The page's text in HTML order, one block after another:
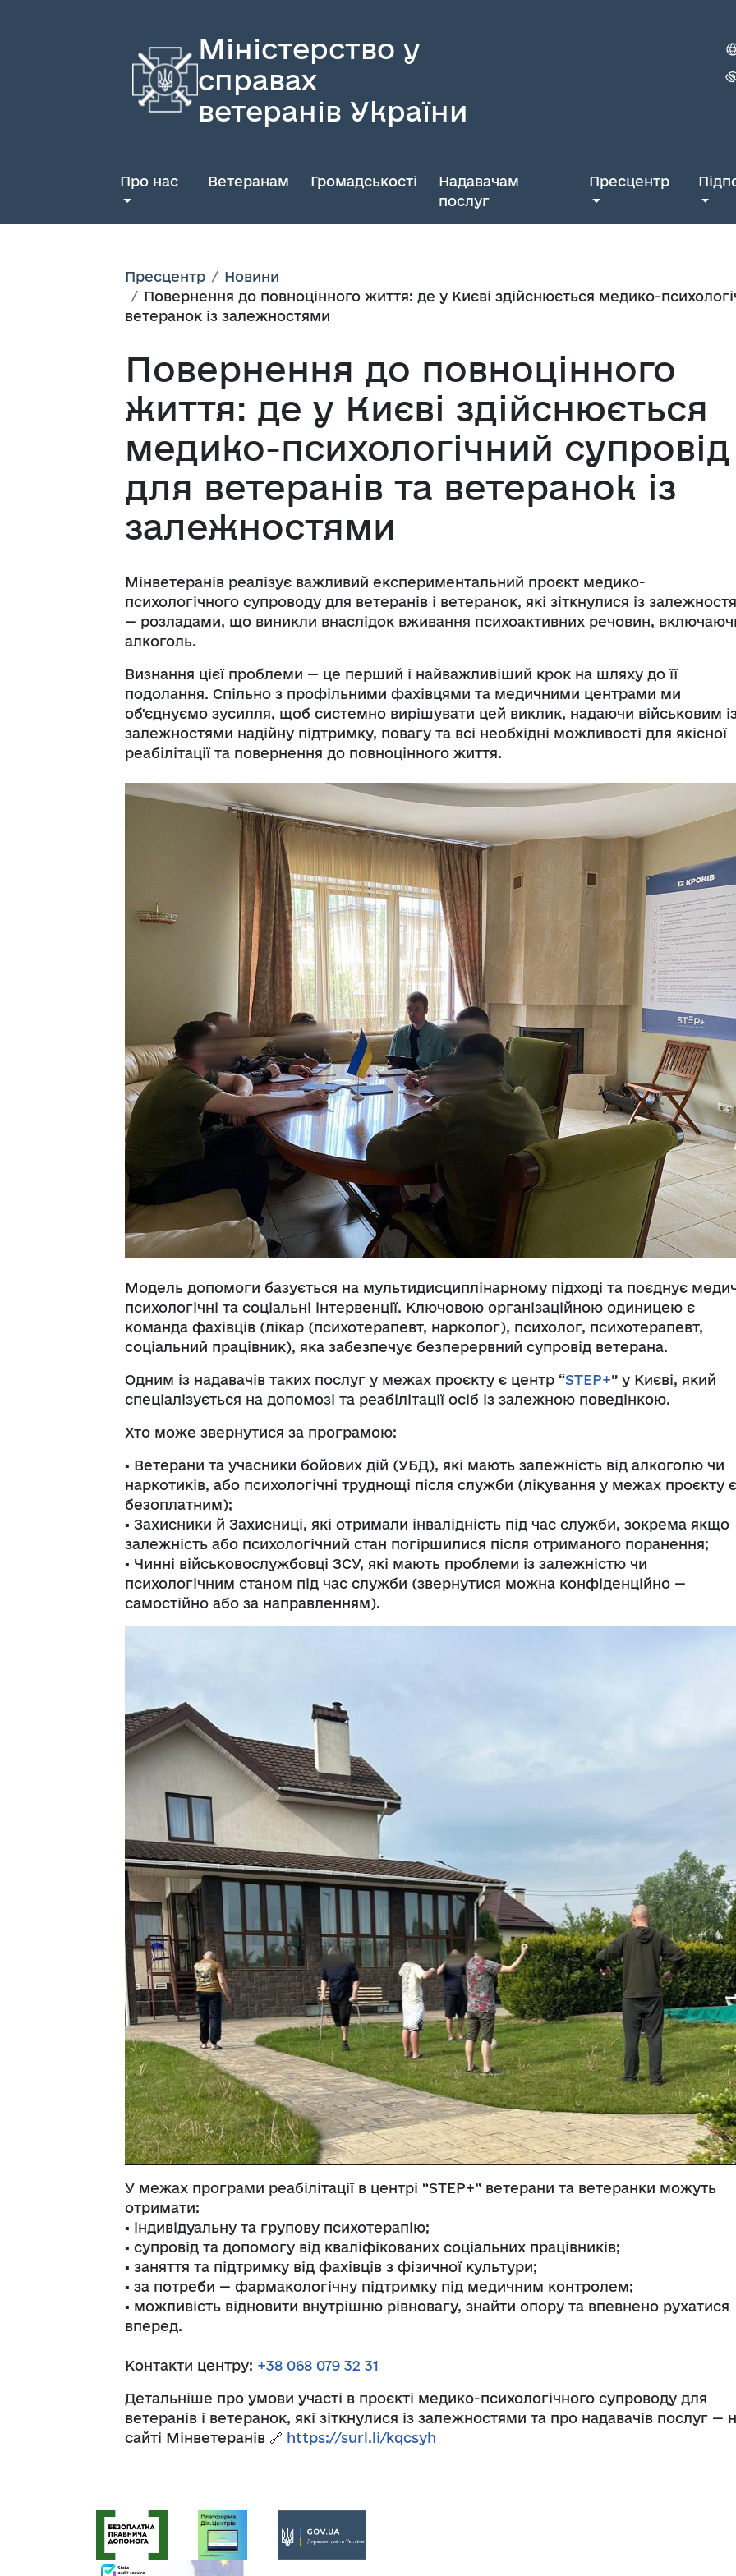
Міністерство у
справах
ветеранів України
Про нас Ветеранам Громадськості
Надавачам
послуг
Пресцентр
Пресцентр
Новини
Повернення до повноцінного життя: де у Києві здійснюється медико-
ветеранок із залежностями
Повернення до повноцінного
життя: де у Києві здійснюється
медико-психологічний супровід
для ветеранів та ветеранок із
залежностями
Мінветеранів реалізує важливий експериментальний проєкт медико-
психологічного супроводу для ветеранів і ветеранок, які зіткнулися із
— розладами, що виникли внаслідок вживання психоактивних речовин,
алкоголь.
Визнання цієї проблеми — це перший і найважливіший крок на шляху до її
подолання. Спільно з профільними фахівцями та медичними центрами ми
об'єднуємо зусилля, щоб системно вирішувати цей виклик, надаючи військовим
залежностями надійну підтримку, повагу та всі необхідні можливості для якісної
реабілітації та повернення до повноцінного життя.
Модель допомоги базується на мультидисциплінарному підході та поєднує
психологічні та соціальні інтервенції. Ключовою організаційною одиницею є
команда фахівців (лікар (психотерапевт, нарколог), психолог, психотерапевт,
соціальний працівник), яка забезпечує безперервний супровід ветерана.
Одним із надавачів таких послуг у межах проєкту є центр “STEP+” у Києві, який
спеціалізується на допомозі та реабілітації осіб із залежною поведінкою.
Хто може звернутися за програмою:
▪️ Ветерани та учасники бойових дій (УБД), які мають залежність від алкоголю чи
наркотиків, або психологічні труднощі після служби (лікування у межах проєкту є
безоплатним);
▪️ Захисники й Захисниці, які отримали інвалідність під час служби, зокрема якщо
залежність або психологічний стан погіршилися після отриманого поранення;
▪️ Чинні військовослужбовці ЗСУ, які мають проблеми із залежністю чи
психологічним станом під час служби (звернутися можна конфіденційно —
самостійно або за направленням).
У межах програми реабілітації в центрі “STEP+” ветерани та ветеранки можуть
отримати:
▪️ індивідуальну та групову психотерапію;
▪️ супровід та допомогу від кваліфікованих соціальних працівників;
▪️ заняття та підтримку від фахівців з фізичної культури;
▪️ за потреби — фармакологічну підтримку під медичним контролем;
▪️ можливість відновити внутрішню рівновагу, знайти опору та впевнено рухатися
вперед.
Контакти центру: +38 068 079 32 31
Детальніше про умови участі в проєкті медико-психологічного супроводу для
ветеранів і ветеранок, які зіткнулися із залежностями та про надавачів послуг —
сайті Мінветеранів 🔗 https://surl.li/kqcsyh